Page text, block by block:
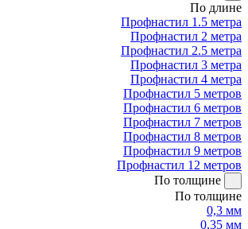
По длине
Профнастил 1.5 метра
Профнастил 2 метра
Профнастил 2.5 метра
Профнастил 3 метра
Профнастил 4 метра
Профнастил 5 метров
Профнастил 6 метров
Профнастил 7 метров
Профнастил 8 метров
Профнастил 9 метров
Профнастил 12 метров
По толщине
По толщине
0,3 мм
0,35 мм